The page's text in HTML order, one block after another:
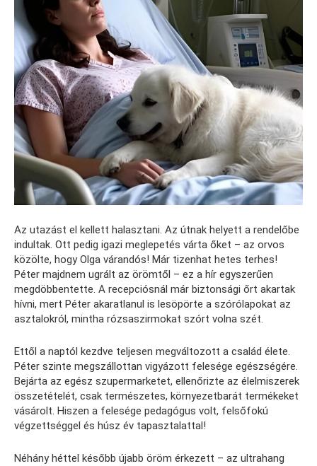
Az utazást el kellett halasztani. Az útnak helyett a rendelőbe
indultak. Ott pedig igazi meglepetés várta őket – az orvos
közölte, hogy Olga várandós! Már tizenhat hetes terhes!
Péter majdnem ugrált az örömtől – ez a hír egyszerűen
megdöbbentette. A recepciósnál már biztonsági őrt akartak
hívni, mert Péter akaratlanul is lesöpörte a szórólapokat az
asztalokról, mintha rózsaszirmokat szórt volna szét.
Ettől a naptól kezdve teljesen megváltozott a család élete.
Péter szinte megszállottan vigyázott felesége egészségére.
Bejárta az egész szupermarketet, ellenőrizte az élelmiszerek
összetételét, csak természetes, környezetbarát termékeket
vásárolt. Hiszen a felesége pedagógus volt, felsőfokú
végzettséggel és húsz év tapasztalattal!
Néhány héttel később újabb öröm érkezett – az ultrahang